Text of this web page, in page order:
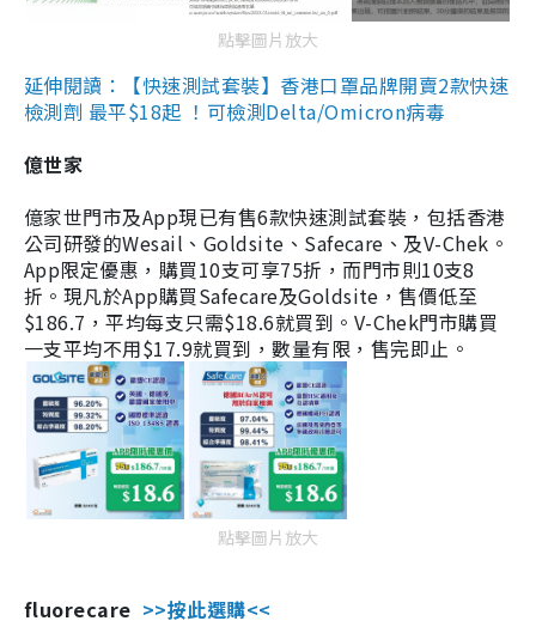
點擊圖片放大
延伸閱讀：【快速測試套裝】香港口罩品牌開賣2款快速
檢測劑 最平$18起 ！可檢測Delta/Omicron病毒
億世家
億家世門市及App現已有售6款快速測試套裝，包括香港
公司研發的Wesail、Goldsite、Safecare、及V-Chek。
App限定優惠，購買10支可享75折，而門市則10支8
折。現凡於App購買Safecare及Goldsite，售價低至
$186.7，平均每支只需$18.6就買到。V-Chek門市購買
一支平均不用$17.9就買到，數量有限，售完即止。
點擊圖片放大
fluorecare >>按此選購<<